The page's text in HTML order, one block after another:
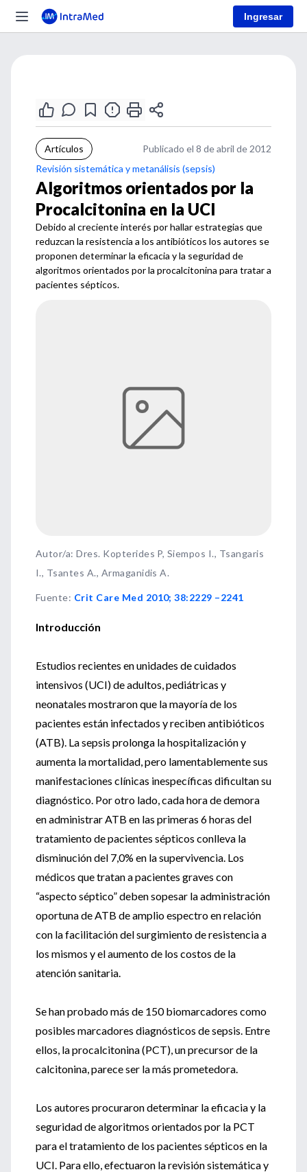
Ingresar
Artículos
Publicado el 8 de abril de 2012
Revisión sistemática y metanálisis (sepsis)
Algoritmos orientados por la
Procalcitonina en la UCI
Debido al creciente interés por hallar estrategias que
reduzcan la resistencia a los antibióticos los autores se
proponen determinar la eficacia y la seguridad de
algoritmos orientados por la procalcitonina para tratar a
pacientes sépticos.
Autor/a: Dres. Kopterides P, Siempos I., Tsangaris
I., Tsantes A., Armaganidis A.
Fuente: Crit Care Med 2010; 38:2229 –2241
Introducción
Estudios recientes en unidades de cuidados
intensivos (UCI) de adultos, pediátricas y
neonatales mostraron que la mayoría de los
pacientes están infectados y reciben antibióticos
(ATB). La sepsis prolonga la hospitalización y
aumenta la mortalidad, pero lamentablemente sus
manifestaciones clínicas inespecíficas dificultan su
diagnóstico. Por otro lado, cada hora de demora
en administrar ATB en las primeras 6 horas del
tratamiento de pacientes sépticos conlleva la
disminución del 7,0% en la supervivencia. Los
médicos que tratan a pacientes graves con
“aspecto séptico” deben sopesar la administración
oportuna de ATB de amplio espectro en relación
con la facilitación del surgimiento de resistencia a
los mismos y el aumento de los costos de la
atención sanitaria.
Se han probado más de 150 biomarcadores como
posibles marcadores diagnósticos de sepsis. Entre
ellos, la procalcitonina (PCT), un precursor de la
calcitonina, parece ser la más prometedora.
Los autores procuraron determinar la eficacia y la
seguridad de algoritmos orientados por la PCT
para el tratamiento de los pacientes sépticos en la
UCI. Para ello, efectuaron la revisión sistemática y